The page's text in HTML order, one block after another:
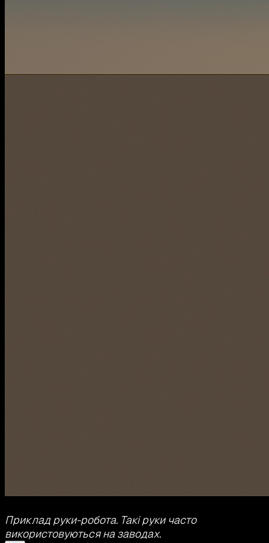
Приклад руки-робота. Такі руки часто
використовуються на заводах.